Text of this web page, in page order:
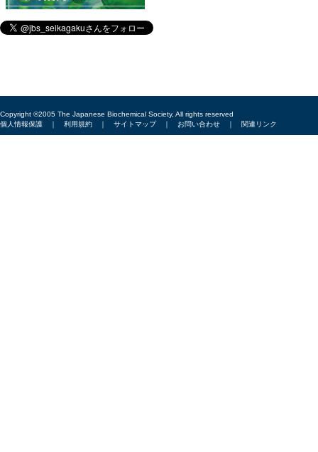
Copyright ©2005 The Japanese Biochemical Society, All rights reserved
個人情報保護 ｜ 利用規約 ｜ サイトマップ｜ お問い合わせ ｜ 関連リンク